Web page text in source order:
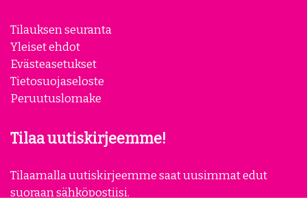
Tilauksen seuranta
Yleiset ehdot
Evästeasetukset
Tietosuojaseloste
Peruutuslomake
Tilaa uutiskirjeemme!
Tilaamalla uutiskirjeemme saat uusimmat edut
suoraan sähköpostiisi.